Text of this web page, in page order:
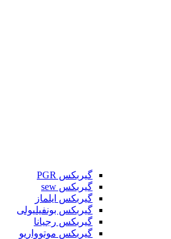
گیربکس PGR
گیربکس sew
گیربکس ایلماز
گیربکس بونفیلیولی
گیربکس رجیانا
گیربکس موتوواریو